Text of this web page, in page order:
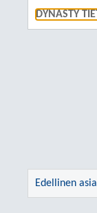
DYNASTY
Edellinen asia